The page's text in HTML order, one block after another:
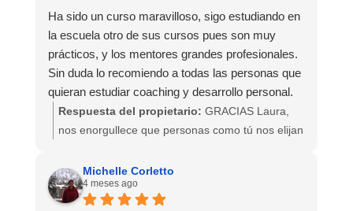
increíbles con los que he compartido dudas,
miedos, procesos de coaching y risas de este
precioso camino de ser coach.
Continuaré mi formación, sin dudarlo, en Crearte
Coaching.
sino crecer juntos. Un abrazo!
Ha sido un curso maravilloso, sigo estudiando en
la escuela otro de sus cursos pues son muy
prácticos, y los mentores grandes profesionales.
Sin duda lo recomiendo a todas las personas que
quieran estudiar coaching y desarrollo personal.
Respuesta del propietario: GRACIAS Laura,
nos enorgullece que personas como tú nos elijan
Un abrazo y gracias por seguir formando parte de
la familia Crearte!
Michelle Corletto
4 meses ago